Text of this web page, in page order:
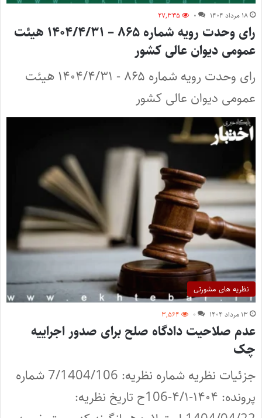
۱۸ مرداد ۱۴۰۴ ۰ ۲۷,۳۳۵
رای وحدت رویه شماره ۸۶۵ – ۱۴۰۴/۴/۳۱ هیئت
عمومی دیوان عالی کشور
رای وحدت رویه شماره ۸۶۵ - ۱۴۰۴/۴/۳۱ هیئت
عمومی دیوان عالی كشور
نظریه های مشورتی
۱۳ مرداد ۱۴۰۴ ۰ ۳,۵۶۴
عدم صلاحیت دادگاه صلح برای صدور اجراییه
چک
جزئیات نظریه شماره نظریه: 7/1404/106 شماره
پرونده: ۱۴۰۴-۴/۱-106ح تاریخ نظریه: